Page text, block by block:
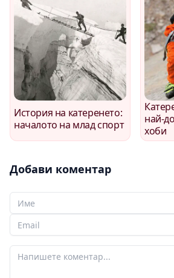
История на катеренето:
началото на млад спорт
най-
хоби
Добави коментар
Вашето име
Вашият имейл
Вашият коментар